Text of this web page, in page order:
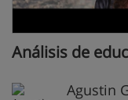
Análisis de
Agustin